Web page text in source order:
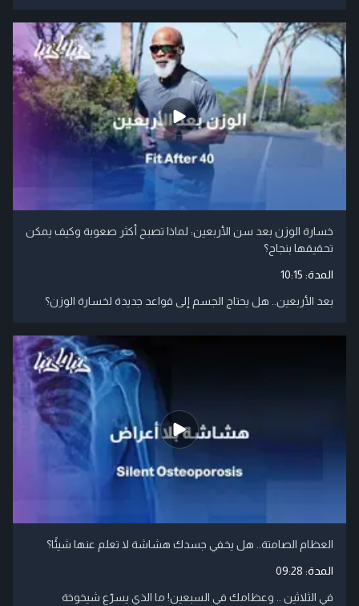
خسارة الوزن بعد سن الأربعين: لماذا تصبح أكثر صعوبة وكيف يمكن
تحقيقها بنجاح؟
المدة: 10:15
بعد الأربعين.. هل يحتاج الجسم إلى قواعد جديدة لخسارة الوزن؟
العظام الصامتة.. هل يخفي جسدك هشاشة لا تعلم عنها شيئًا؟
المدة: 09:28
في الثلاثين .. وعظامك في السبعين! ما الذي يسرّع شيخوخة